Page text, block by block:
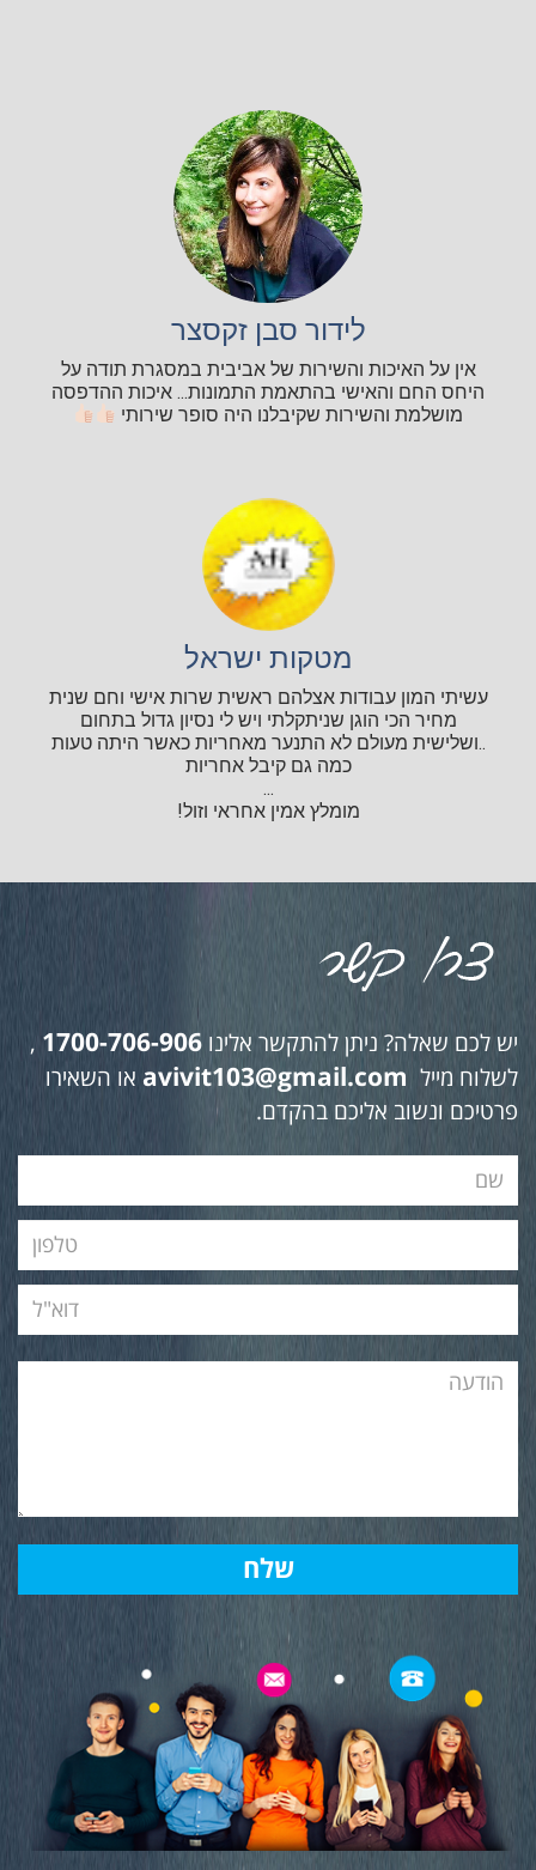
לידור סבן זקסצר
אין על האיכות והשירות של אביבית במסגרת תודה על
היחס החם והאישי בהתאמת התמונות... איכות ההדפסה
מושלמת והשירות שקיבלנו היה סופר שירותי
מטקות ישראל
עשיתי המון עבודות אצלהם ראשית שרות אישי וחם שנית
מחיר הכי הוגן שניתקלתי ויש לי נסיון גדול בתחום
..ושלישית מעולם לא התנער מאחריות כאשר היתה טעות
כמה גם קיבל אחריות
...
מומלץ אמין אחראי וזול!
יש לכם שאלה? ניתן להתקשר אלינו 1700-706-906
,
לשלוח מייל avivit103@gmail.com או השאירו
פרטיכם ונשוב אליכם בהקדם.